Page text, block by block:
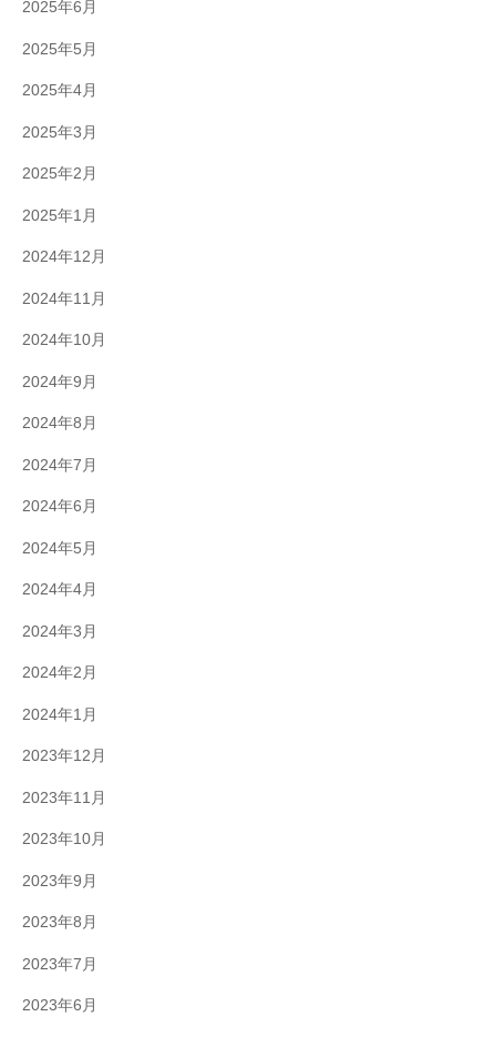
2025年6月
2025年5月
2025年4月
2025年3月
2025年2月
2025年1月
2024年12月
2024年11月
2024年10月
2024年9月
2024年8月
2024年7月
2024年6月
2024年5月
2024年4月
2024年3月
2024年2月
2024年1月
2023年12月
2023年11月
2023年10月
2023年9月
2023年8月
2023年7月
2023年6月